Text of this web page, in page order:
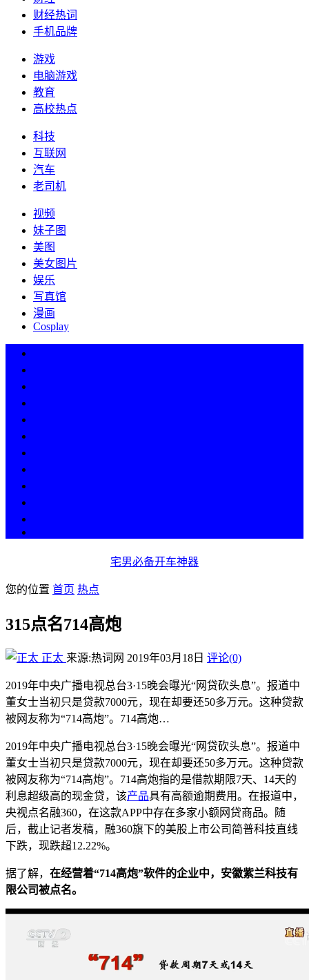
财经热词
手机品牌
游戏
电脑游戏
教育
高校热点
科技
互联网
汽车
老司机
视频
妹子图
美图
美女图片
娱乐
写真馆
漫画
Cosplay
宅男必备开车神器
您的位置 首页 热点
315点名714高炮
正太 来源:热词网 2019年03月18日 评论(0)
2019年中央广播电视总台3·15晚会曝光“网贷砍头息”。报道中
董女士当初只是贷款7000元，现在却要还50多万元。这种贷款
被网友称为“714高炮”。714高炮…
2019年中央广播电视总台3·15晚会曝光“网贷砍头息”。报道中
董女士当初只是贷款7000元，现在却要还50多万元。这种贷款
被网友称为“714高炮”。714高炮指的是借款期限7天、14天的
利息超级高的现金贷，该产品具有高额逾期费用。在报道中，
央视点名融360，在这款APP中存在多家小额网贷商品。随
后，截止记者发稿，融360旗下的美股上市公司简普科技直线
下跌，现跌超12.22%。
据了解， 在经营着“714高炮”软件的企业中， 安徽紫兰科技有
限公司被点名。